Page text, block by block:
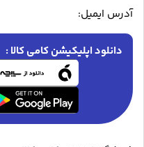
آدرس ایمیل:
دانلود اپلیکیشن کامی کالا :